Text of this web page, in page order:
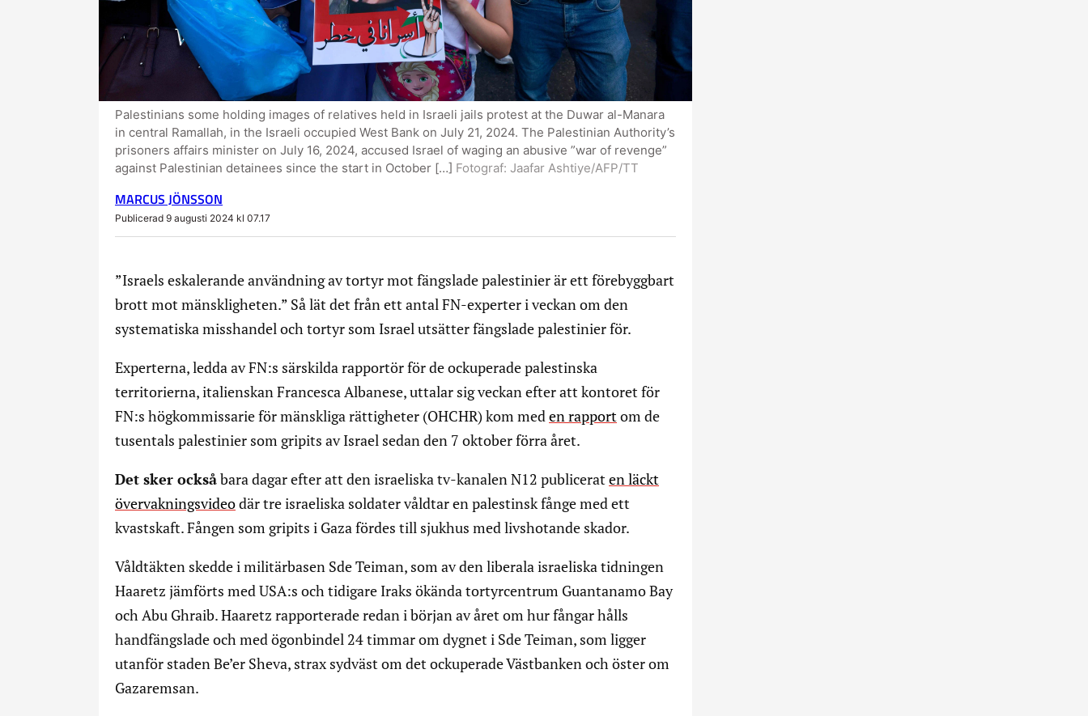
Palestinians some holding images of relatives held in Israeli jails protest at the Duwar al-Manara
in central Ramallah, in the Israeli occupied West Bank on July 21, 2024. The Palestinian Authority’s
prisoners affairs minister on July 16, 2024, accused Israel of waging an abusive ”war of revenge”
against Palestinian detainees since the start in October […] Fotograf: Jaafar Ashtiye/AFP/TT
MARCUS JÖNSSON
Publicerad 9 augusti 2024 kl 07.17
”Israels eskalerande användning av tortyr mot fängslade palestinier är ett förebyggbart
brott mot mänskligheten.” Så lät det från ett antal FN-experter i veckan om den
systematiska misshandel och tortyr som Israel utsätter fängslade palestinier för.
Experterna, ledda av FN:s särskilda rapportör för de ockuperade palestinska
territorierna, italienskan Francesca Albanese, uttalar sig veckan efter att kontoret för
FN:s högkommissarie för mänskliga rättigheter (OHCHR) kom meden rapportom de
tusentals palestinier som gripits av Israel sedan den 7 oktober förra året.
Det sker ocksåbara dagar efter att den israeliska tv-kanalen N12 publiceraten läckt
övervakningsvideodär tre israeliska soldater våldtar en palestinsk fånge med ett
kvastskaft. Fången som gripits i Gaza fördes till sjukhus med livshotande skador.
Våldtäkten skedde i militärbasen Sde Teiman, som av den liberala israeliska tidningen
Haaretz jämförts med USA:s och tidigare Iraks ökända tortyrcentrum Guantanamo Bay
och Abu Ghraib. Haaretz rapporterade redan i början av året om hur fångar hålls
handfängslade och med ögonbindel 24 timmar om dygnet i Sde Teiman, som ligger
utanför staden Be’er Sheva, strax sydväst om det ockuperade Västbanken och öster om
Gazaremsan.